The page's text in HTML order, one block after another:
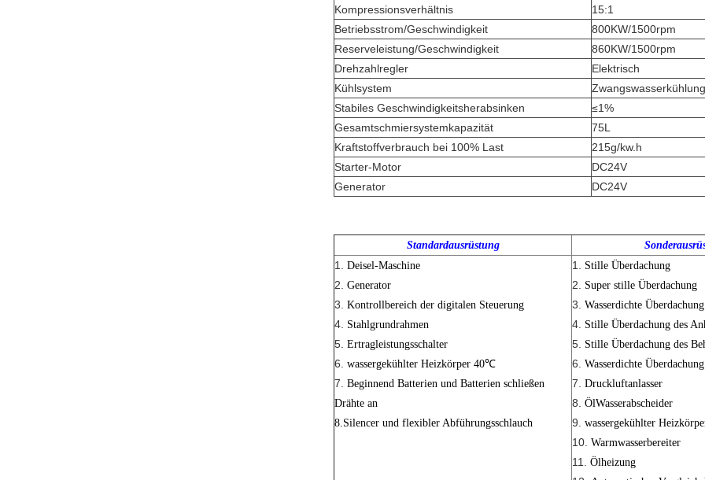
Kompressionsverhältnis
15:1
Betriebsstrom/Geschwindigkeit
800KW/1500rpm
Reserveleistung/Geschwindigkeit
860KW/1500rpm
Drehzahlregler
Elektrisch
Kühlsystem
Stabiles Geschwindigkeitsherabsinken
≤1%
Gesamtschmiersystemkapazität
75L
Kraftstoffverbrauch bei 100% Last
215g/kw.h
Starter-Motor
DC24V
Generator
DC24V
Standardausrüstung
1. Deisel-Maschine
2. Generator
3. Kontrollbereich der digitalen Steuerung
4. Stahlgrundrahmen
5. Ertragleistungsschalter
6. wassergekühlter Heizkörper 40℃
7. Beginnend Batterien und Batterien schließen
Drähte an
8.Silencer und flexibler Abführungsschlauch
1. Stille Überdachung
2. Super stille Überdachung
3. Wasserdichte Überdachung
4. Stille Überdachung des
5. Stille Überdachung des
6. Wasserdichte
7. Druckluftanlasser
8. ÖlWasserabscheider
9. wassergekühlter
10. Warmwasserbereiter
11. Ölheizung